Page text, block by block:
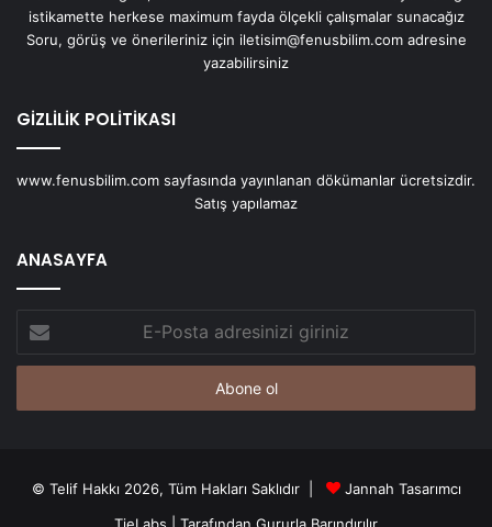
istikamette herkese maximum fayda ölçekli çalışmalar sunacağız
Soru, görüş ve önerileriniz için iletisim@fenusbilim.com adresine
yazabilirsiniz
GİZLİLİK POLİTİKASI
www.fenusbilim.com sayfasında yayınlanan dökümanlar ücretsizdir.
Satış yapılamaz
ANASAYFA
Posta
adresinizi
© Telif Hakkı 2026, Tüm Hakları Saklıdır |
Jannah Tasarımcı